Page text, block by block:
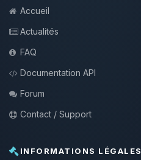
Accueil
Actualités
FAQ
Documentation API
Forum
Contact / Support
INFORMATIONS LÉGALES